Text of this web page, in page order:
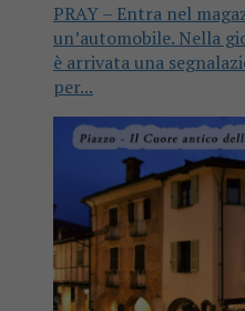
PRAY – Entra nel
un’automobile. Nella
è arrivata una
per...